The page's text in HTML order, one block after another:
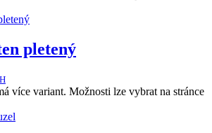
pletený
více variant. Možnosti lze vybrat na stránce